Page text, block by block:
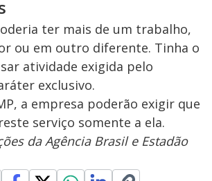
ter mais de um trabalho,
ou em outro diferente. Tinha o
atividade exigida pelo
exclusivo.
a empresa poderão exigir que
serviço somente a ela.
da Agência Brasil e Estadão